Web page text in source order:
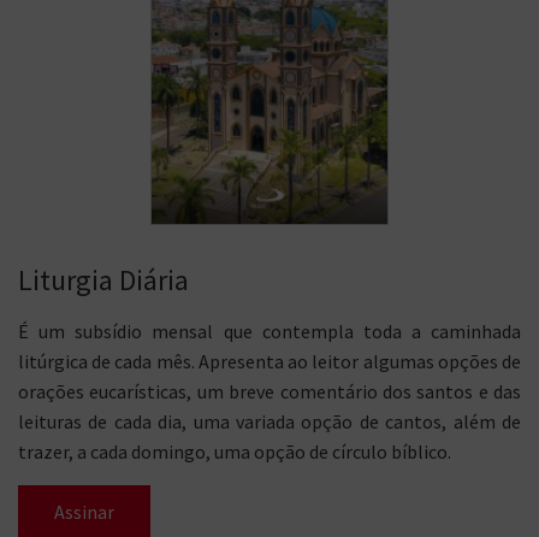
Liturgia Diária
É um subsídio mensal que contempla toda a caminhada
litúrgica de cada mês. Apresenta ao leitor algumas opções de
orações eucarísticas, um breve comentário dos santos e das
leituras de cada dia, uma variada opção de cantos, além de
trazer, a cada domingo, uma opção de círculo bíblico.
Assinar